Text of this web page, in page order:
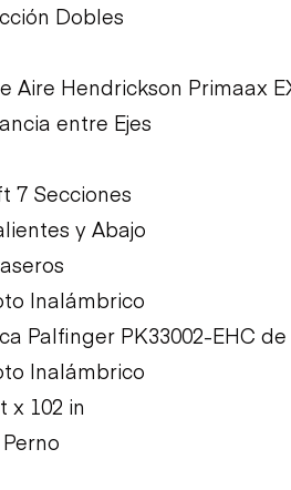
Dobles
Aire Hendrickson Primaax
entre Ejes
7 Secciones
y Abajo
Inalámbrico
Palfinger PK33002-EHC
Inalámbrico
x 102 in